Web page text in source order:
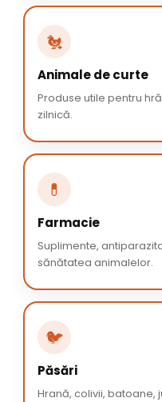
🐔
Animale de curte
Produse utile pentru
zilnică.
💊
Farmacie
Suplimente,
sănătatea animalelor.
🐦
Păsări
Hrană, colivii, batoane,